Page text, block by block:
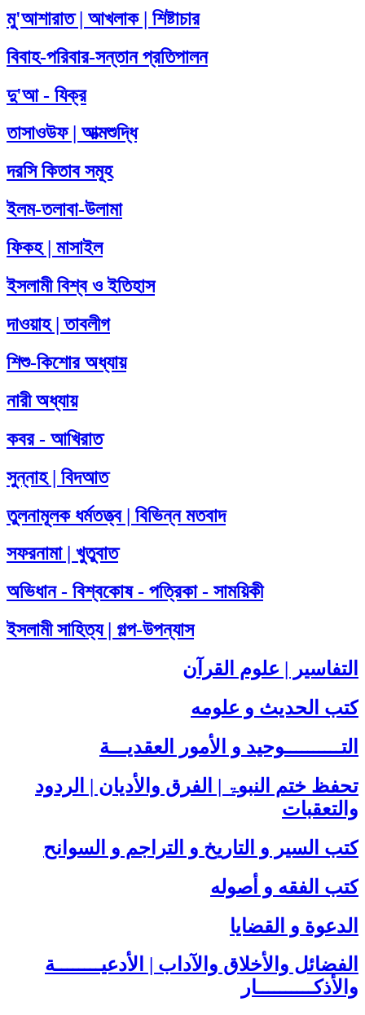
মু'আশারাত | আখলাক | শিষ্টাচার
বিবাহ-পরিবার-সন্তান প্রতিপালন
দু'আ - যিক্‌র
তাসাওউফ | আত্মশুদ্ধি
দরসি কিতাব সমূহ
ইলম-তলাবা-উলামা
ফিকহ | মাসাইল
ইসলামী বিশ্ব ও ইতিহাস
দাওয়াহ | তাবলীগ
শিশু-কিশোর অধ্যায়
নারী অধ্যায়
কবর - আখিরাত
সুন্নাহ | বিদআত
তুলনামূলক ধর্মতত্ত্ব | বিভিন্ন মতবাদ
সফরনামা | খুতুবাত
অভিধান - বিশ্বকোষ - পত্রিকা - সাময়িকী
ইসলামী সাহিত্য | গল্প-উপন্যাস
التفاسير | علوم القرآن
كتب الحديث و علومه
التــــــــــوحيد و الأمور العقديـــة
تحفظ ختم النبوۃ | الفرق والأديان | الردود
والتعقبات
كتب السير و التاريخ و التراجم و السوانح
كتب الفقه و أصوله
الدعوة و القضايا
الفضائل والأخلاق والآداب | الأدعيــــــــة
والأذكــــــــــار